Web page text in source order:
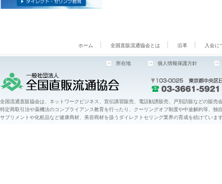
ホーム 全国直販流通協会とは 沿革 入会に
所在地 個人情報保護方針
全国流通直販協会は、ネットワークビジネス、宣伝講習販売、電話勧誘販売、戸別訪販などの販売
特定商取引法や薬機法のコンプライアンス教育を行ったり、クーリングオフ制度や中途解約等、
サプリメントや化粧品など健康商材、美容商材を扱うダイレクトセリング業界の育成を続けていま